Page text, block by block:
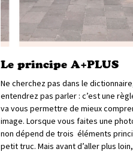
Le principe A+PLUS
Ne cherchez pas dans le
entendrez pas parler : c’est une
va vous permettre de mieux
image. Lorsque vous faites une
non dépend de trois éléments
petit truc. Mais avant d’aller plus